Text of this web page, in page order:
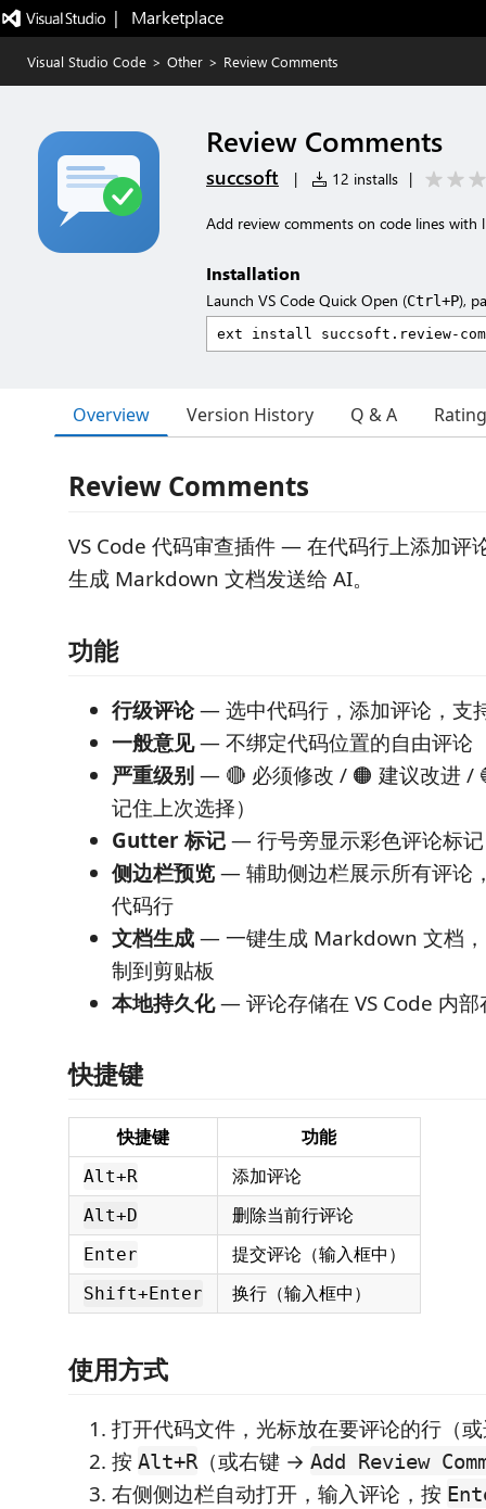
|   Marketplace
Visual Studio Code > Other > Review Comments
Review Comments
succsoft | 12 installs |
Add review comments on code lines
Installation
Launch VS Code Quick Open (Ctrl+P),
Overview Version History Q & A
Review Comments
VS Code 代码审查插件 — 在代码行上添加评
生成 Markdown 文档发送给 AI。
功能
行级评论— 选中代码行，添加评论，支
一般意见— 不绑定代码位置的自由评论
严重级别— 🔴 必须修改 / 🟠 建议改进 /
记住上次选择）
Gutter 标记— 行号旁显示彩色评论标记
侧边栏预览— 辅助侧边栏展示所有评论
代码行
文档生成— 一键生成 Markdown 文档
制到剪贴板
本地持久化— 评论存储在 VS Code 内部
快捷键
快捷键 功能
Alt+R 添加评论
Alt+D 删除当前行评论
Enter 提交评论（输入框中）
Shift+Enter 换行（输入框中）
使用方式
打开代码文件，光标放在要评论的行（
按 Alt+R（或右键 → Add Review
右侧侧边栏自动打开，输入评论，按